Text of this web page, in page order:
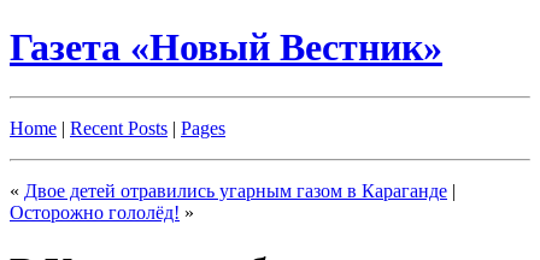
Газета «Новый Вестник»
Home | Recent Posts | Pages
« Двое детей отравились угарным газом в Караганде |
Осторожно гололёд! »